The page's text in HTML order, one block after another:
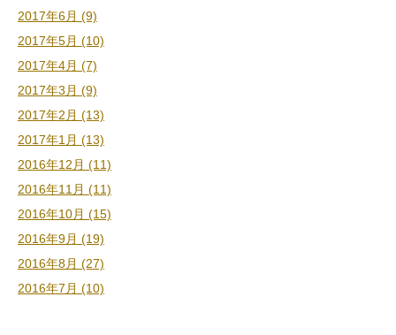
2017年6月 (9)
2017年5月 (10)
2017年4月 (7)
2017年3月 (9)
2017年2月 (13)
2017年1月 (13)
2016年12月 (11)
2016年11月 (11)
2016年10月 (15)
2016年9月 (19)
2016年8月 (27)
2016年7月 (10)